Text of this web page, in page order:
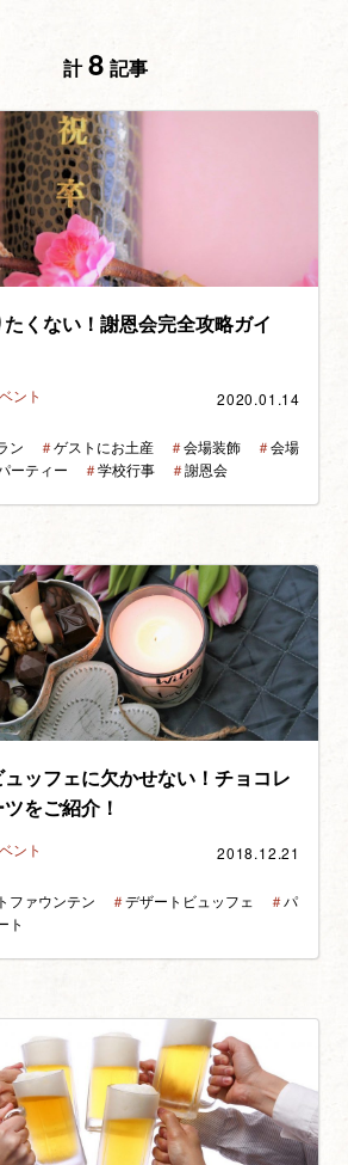
計 8 記事
くない！謝恩会完全攻略ガイ
ント 2020.01.14
ン ＃ゲストにお土産 ＃会場装飾 ＃会場
ーティー ＃学校行事 ＃謝恩会
ッフェに欠かせない！チョコレ
をご紹介！
ント 2018.12.21
ファウンテン ＃デザートビュッフェ ＃パ
ト